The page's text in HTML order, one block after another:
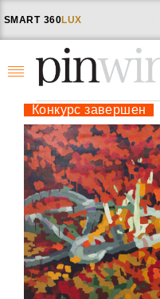
SMART 360LUX
Конкурс завершен